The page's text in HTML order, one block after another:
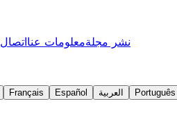
نشر مجلةمعلومات عنااتصال
Français Español العربية Português